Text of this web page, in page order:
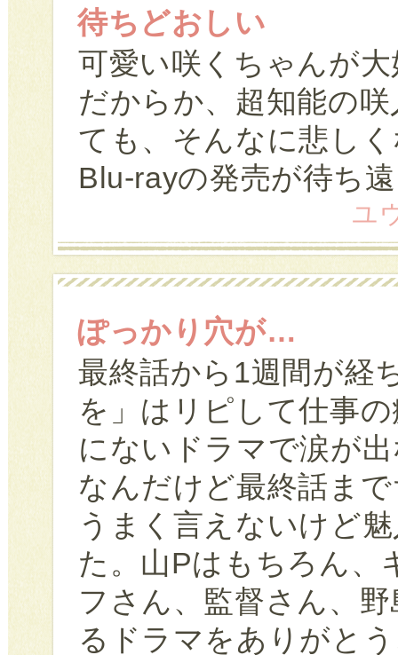
待ちどおしい
可愛い咲くちゃんが
だからか、超知能の
ても、そんなに悲し
Blu-rayの発売が待ち
ユ
ぽっかり穴が…
最終話から1週間が経
を」はリピして仕事
にないドラマで涙が
なんだけど最終話ま
うまく言えないけど
た。山Pはもちろん、
フさん、監督さん、
るドラマをありがと